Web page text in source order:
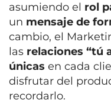
asumiendo el rol
un mensaje de
cambio, el
las relaciones “tú
únicas en cada
disfrutar del
recordarlo.